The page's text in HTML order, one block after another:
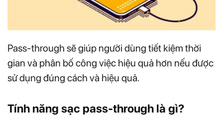
Pass-through sẽ giúp người dùng tiết kiệm thời
gian và phân bố công việc hiệu quả hơn nếu được
sử dụng đúng cách và hiệu quả.
Tính năng sạc pass-through là gì?